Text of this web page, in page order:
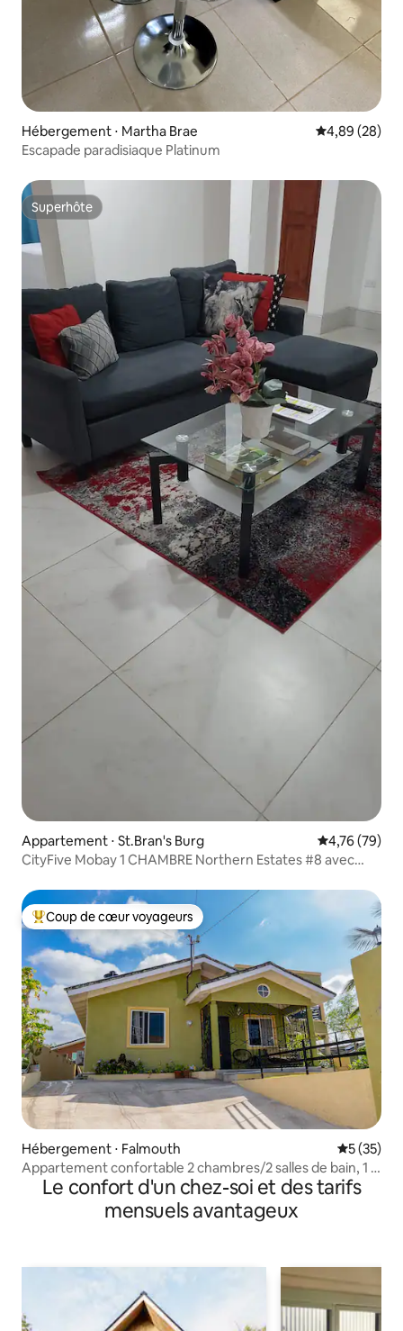
Hébergement ⋅ Martha Brae Évaluation
4,89 (28)
Escapade paradisiaque Platinum
Superhôte
Superhôte
Appartement ⋅ St.Bran's Burg Évaluation
4,76 (79)
CityFive Mobay 1 CHAMBRE Northern Estates #8 avec
Coups de cœur voyageurs les plus appréciés
Coup de cœur voyageurs
Hébergement ⋅ Falmouth
5 (35)
Appartement confortable 2 chambres/2 salles de bain, 1 lit
king size, 2 lits doubles, 1 canapé-lit
Le confort d'un chez-soi et des tarifs
mensuels avantageux